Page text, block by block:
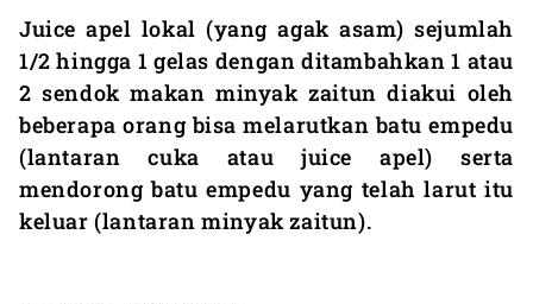
Juice apel lokal (yang agak asam) sejumlah
1/2 hingga 1 gelas dengan ditambahkan 1 atau
2 sendok makan minyak zaitun diakui oleh
beberapa orang bisa melarutkan batu empedu
(lantaran cuka atau juice apel) serta
mendorong batu empedu yang telah larut itu
keluar (lantaran minyak zaitun).